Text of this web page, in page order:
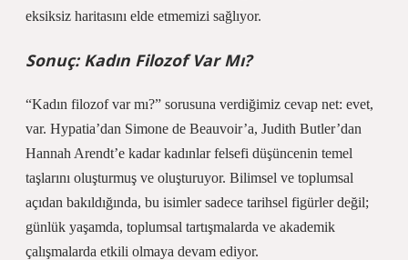
eksiksiz haritasını elde etmemizi sağlıyor.
Sonuç: Kadın Filozof Var Mı?
“Kadın filozof var mı?” sorusuna verdiğimiz cevap net: evet,
var. Hypatia’dan Simone de Beauvoir’a, Judith Butler’dan
Hannah Arendt’e kadar kadınlar felsefi düşüncenin temel
taşlarını oluşturmuş ve oluşturuyor. Bilimsel ve toplumsal
açıdan bakıldığında, bu isimler sadece tarihsel figürler değil;
günlük yaşamda, toplumsal tartışmalarda ve akademik
çalışmalarda etkili olmaya devam ediyor.